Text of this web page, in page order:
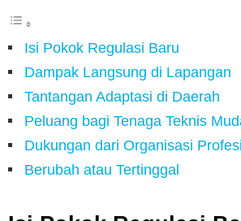
Isi Pokok Regulasi Baru
Dampak Langsung di Lapangan
Tantangan Adaptasi di Daerah
Peluang bagi Tenaga Teknis
Dukungan dari Organisasi Profesi
Berubah atau Tertinggal